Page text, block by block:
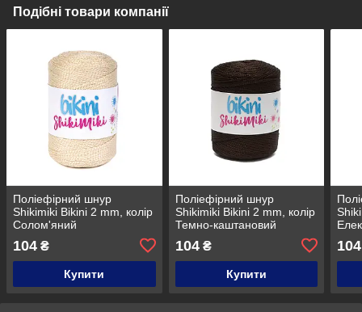
Подібні товари компанії
Поліефірний шнур
Shikimiki Bikini 2 mm, колір
Солом'яний
104 ₴
Купити
Поліефірний шнур
Shikimiki Bikini 2 mm, колір
Темно-каштановий
104₴
Купити
104